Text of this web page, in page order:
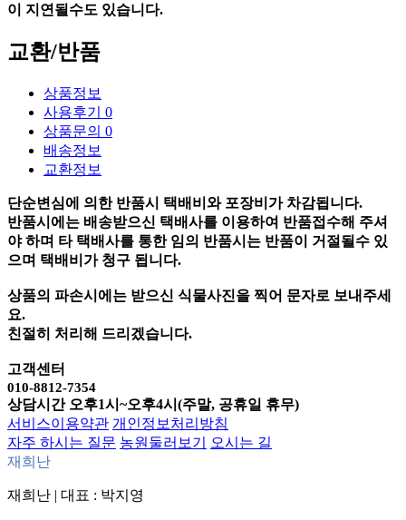
이 지연될수도 있습니다.
교환/반품
상품정보
사용후기 0
상품문의 0
배송정보
교환정보
단순변심에 의한 반품시 택배비와 포장비가 차감됩니다.
반품시에는 배송받으신 택배사를 이용하여 반품접수해 주셔
야 하며 타 택배사를 통한 임의 반품시는 반품이 거절될수 있
으며 택배비가 청구 됩니다.
상품의 파손시에는 받으신 식물사진을 찍어 문자로 보내주세
요.
친절히 처리해 드리겠습니다.
고객센터
010-8812-7354
상담시간 오후1시~오후4시(주말, 공휴일 휴무)
서비스이용약관 개인정보처리방침
자주 하시는 질문 농원둘러보기
오시는 길
재희난
재희난 | 대표 : 박지영